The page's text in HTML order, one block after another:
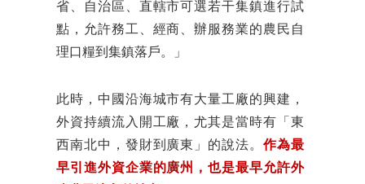
省、自治區、直轄市可選若干集鎮進行試
點，允許務工、經商、辦服務業的農民自
理口糧到集鎮落戶。」
此時，中國沿海城市有大量工廠的興建，
外資持續流入開工廠，尤其是當時有「東
西南北中，發財到廣東」的說法。 作為最
早引進外資企業的廣州，也是最早允許外